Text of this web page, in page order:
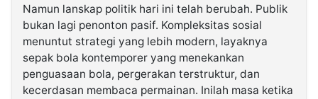
Namun lanskap politik hari ini telah berubah. Publik
bukan lagi penonton pasif. Kompleksitas sosial
menuntut strategi yang lebih modern, layaknya
sepak bola kontemporer yang menekankan
penguasaan bola, pergerakan terstruktur, dan
kecerdasan membaca permainan. Inilah masa ketika